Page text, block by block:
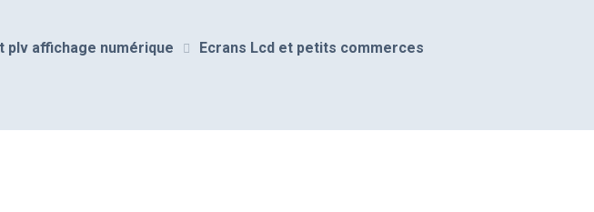
plv affichage numérique Ecrans Lcd et petits commerces